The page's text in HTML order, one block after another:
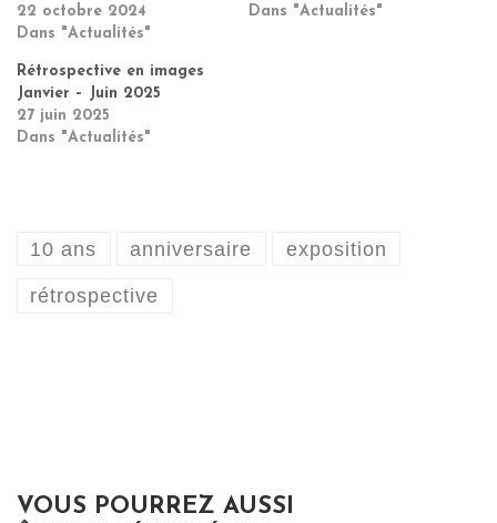
22 octobre 2024
Dans "Actualités"
Dans "Actualités"
Rétrospective en images
Janvier – Juin 2025
27 juin 2025
Dans "Actualités"
10 ans anniversaire exposition
rétrospective
VOUS POURREZ AUSSI